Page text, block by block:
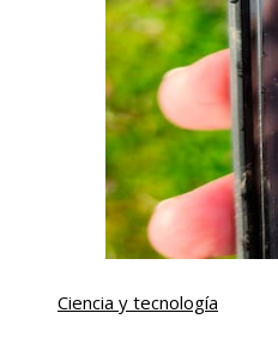
Ciencia y tecnología